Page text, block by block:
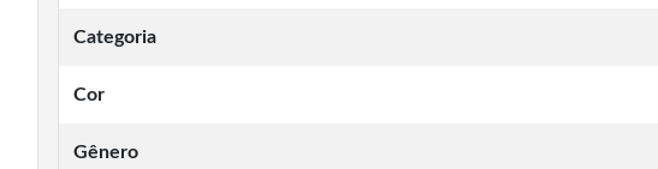
Categoria
Cor
Gênero